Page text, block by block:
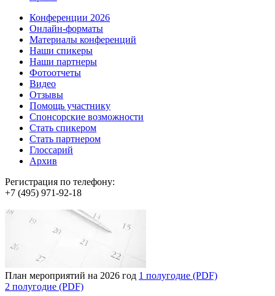
Конференции 2026
Онлайн-форматы
Материалы конференций
Наши спикеры
Наши партнеры
Фотоотчеты
Видео
Отзывы
Помощь участнику
Спонсорские возможности
Стать спикером
Стать партнером
Глоссарий
Архив
Регистрация по телефону:
+7 (495) 971-92-18
План мероприятий на 2026 год 1 полугодие (PDF)
2 полугодие (PDF)